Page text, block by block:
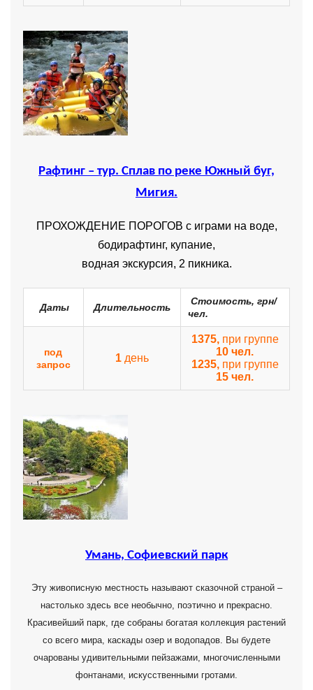
Рафтинг – тур. Сплав по реке Южный буг,
Мигия.
ПРОХОЖДЕНИЕ ПОРОГОВ с играми на воде,
бодирафтинг, купание,
водная экскурсия, 2 пикника.
Даты Длительность
Стоимость, грн/
чел.
под
запрос
1день
1375, при группе
10 чел.
1235, при группе
15 чел.
Умань, Софиевский парк
Эту живописную местность называют сказочной страной –
настолько здесь все необычно, поэтично и прекрасно.
Красивейший парк, где собраны богатая коллекция растений
со всего мира, каскады озер и водопадов. Вы будете
очарованы удивительными пейзажами, многочисленными
фонтанами, искусственными гротами.